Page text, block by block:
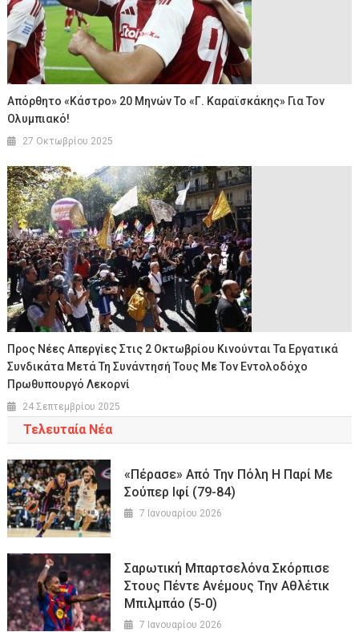
Απόρθητο «κάστρο» 20 Μηνών Το «Γ. Καραϊσκάκης» Για Τον
Ολυμπιακό!
27 Οκτωβρίου 2025
Προς Νέες Απεργίες Στις 2 Οκτωβρίου Κινούνται Τα Εργατικά
Συνδικάτα Μετά Τη Συνάντησή Τους Με Τον Εντολοδόχο
Πρωθυπουργό Λεκορνί
24 Σεπτεμβρίου 2025
Τελευταία Νέα
«Πέρασε» Από Την Πόλη Η Παρί Με
Σούπερ Ιφί (79-84)
7 Ιανουαρίου 2026
Σαρωτική Μπαρτσελόνα Σκόρπισε
Στους Πέντε Ανέμους Την Αθλέτικ
Μπιλμπάο (5-0)
7 Ιανουαρίου 2026